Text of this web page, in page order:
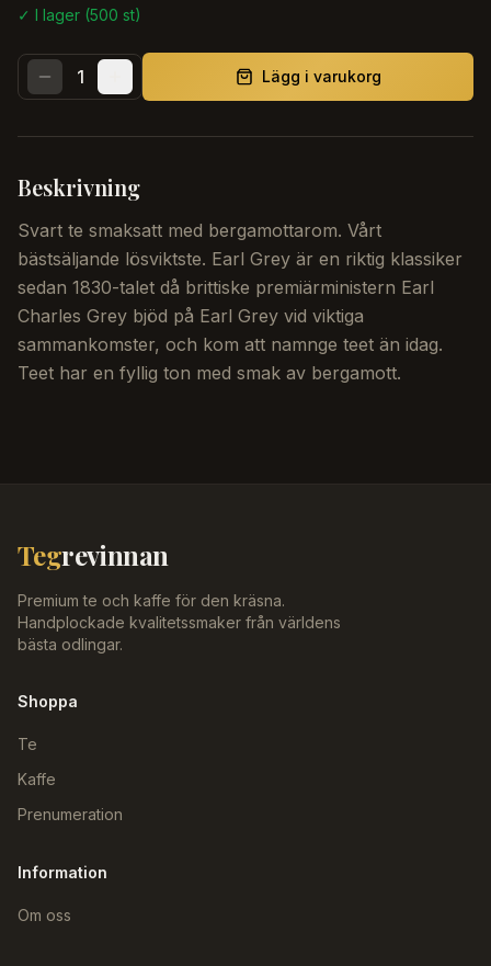
✓ I lager (500 st)
1 Lägg i varukorg
Beskrivning
Svart te smaksatt med bergamottarom. Vårt
bästsäljande lösviktste. Earl Grey är en riktig klassiker
sedan 1830-talet då brittiske premiärministern Earl
Charles Grey bjöd på Earl Grey vid viktiga
sammankomster, och kom att namnge teet än idag.
Teet har en fyllig ton med smak av bergamott.
Tegrevinnan
Premium te och kaffe för den kräsna.
Handplockade kvalitetssmaker från världens
bästa odlingar.
Shoppa
Te
Kaffe
Prenumeration
Information
Om oss